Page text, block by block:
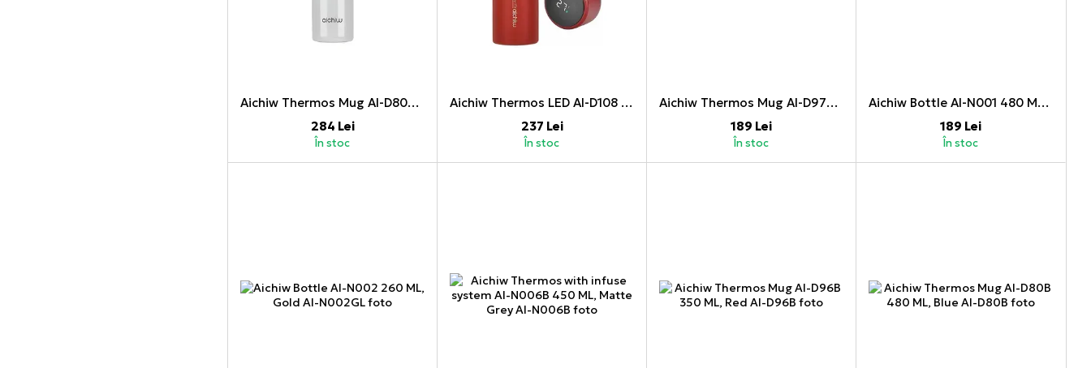
Aichiw Thermos Mug AI-D80A 480 ML, White
284 Lei
În stoc
Aichiw Thermos LED AI-D108 380 ML, Red
237 Lei
În stoc
Aichiw Thermos Mug AI-D97C 300 ML, Pink
189 Lei
În stoc
Aichiw Bottle AI-N001 480 ML, Green
189 Lei
În stoc